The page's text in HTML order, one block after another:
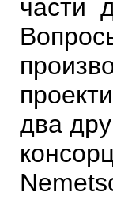
части
два